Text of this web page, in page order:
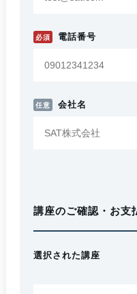
必須 電話番号
任意 会社名
講座のご確認・お支
選択された講座